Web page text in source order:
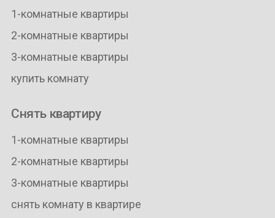
1-комнатные квартиры
2-комнатные квартиры
3-комнатные квартиры
купить комнату
Снять квартиру
1-комнатные квартиры
2-комнатные квартиры
3-комнатные квартиры
снять комнату в квартире